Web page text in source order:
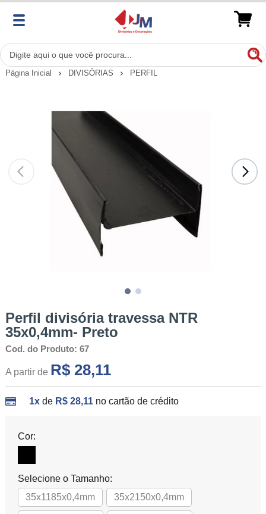
Página Inicial DIVISÓRIAS PERFIL
Perfil divisória travessa NTR
35x0,4mm- Preto
Cod. do Produto: 67
A partir de R$ 28,11
1xde R$ 28,11 no cartão de crédito
Cor:
Selecione o Tamanho:
35x1185x0,4mm
35x2150x0,4mm